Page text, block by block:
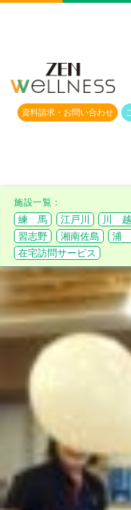
資料請求・ お問い合わせ
練 馬 江戸川 川 越
習志野
湘南佐島 浦
在宅訪問サービス